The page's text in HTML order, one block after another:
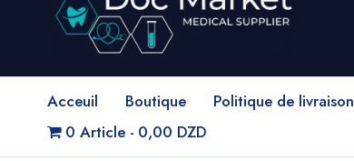
Acceuil Boutique Politique de livraison
0 Article
0,00 DZD